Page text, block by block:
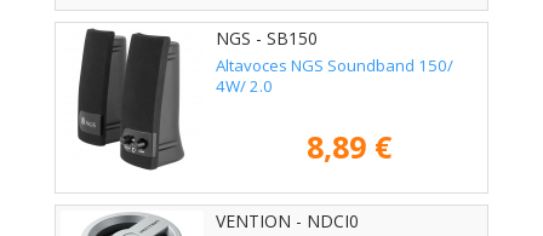
NGS - SB150
Altavoces NGS Soundband 150/
4W/ 2.0
8,89 €
VENTION - NDCI0